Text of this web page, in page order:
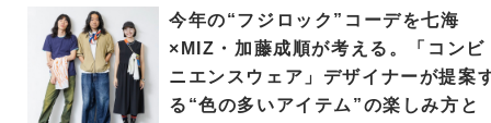
今年の“フジロック”コーデを七海
×MIZ・加藤成順が考える。「コンビ
ニエンスウェア」デザイナーが提案
る“色の多いアイテム”の楽しみ方と